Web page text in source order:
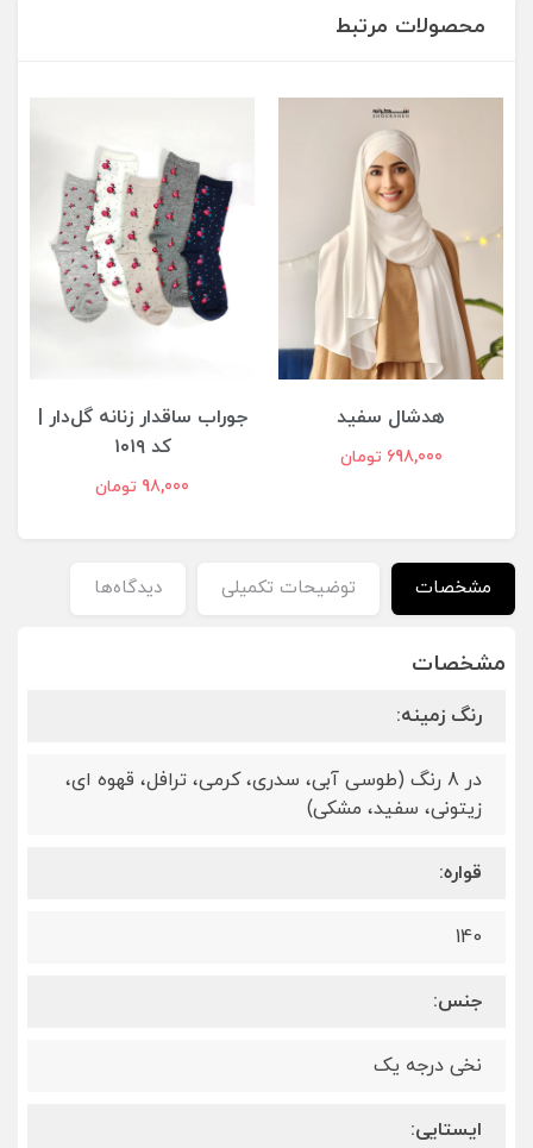
محصولات مرتبط
هدشال سفید
698,000 تومان
جوراب ساقدار زنانه گل‌دار |
کد ۱۰۱۹
98,000 تومان
مشخصات توضیحات تکمیلی دیدگاه‌ها
مشخصات
رنگ زمینه:
در 8 رنگ (طوسی آبی، سدری، کرمی، ترافل، قهوه ای،
زیتونی، سفید، مشکی)
قواره:
140
جنس:
نخی درجه یک
ایستایی: